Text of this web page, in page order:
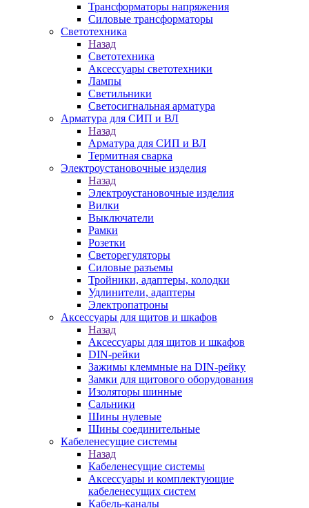
Трансформаторы напряжения
Силовые трансформаторы
Светотехника
Назад
Светотехника
Аксессуары светотехники
Лампы
Светильники
Светосигнальная арматура
Арматура для СИП и ВЛ
Назад
Арматура для СИП и ВЛ
Термитная сварка
Электроустановочные изделия
Назад
Электроустановочные изделия
Вилки
Выключатели
Рамки
Розетки
Светорегуляторы
Силовые разъемы
Тройники, адаптеры, колодки
Удлинители, адаптеры
Электропатроны
Аксессуары для щитов и шкафов
Назад
Аксессуары для щитов и шкафов
DIN-рейки
Зажимы клеммные на DIN-рейку
Замки для щитового оборудования
Изоляторы шинные
Сальники
Шины нулевые
Шины соединительные
Кабеленесущие системы
Назад
Кабеленесущие системы
Аксессуары и комплектующие
кабеленесущих систем
Кабель-каналы